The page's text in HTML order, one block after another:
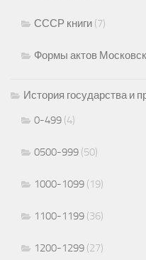
СССР книги (7)
Формы актов
История государства и
0-499 (4)
0500-999 (50)
1000-1099 (19)
1100-1199 (36)
1200-1299 (27)